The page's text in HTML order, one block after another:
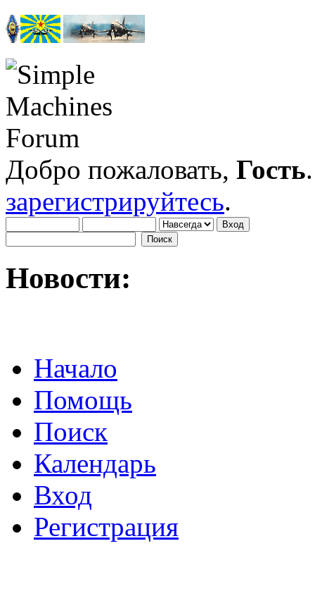
Добро пожаловать, Гость
зарегистрируйтесь.
Новости:
Начало
Помощь
Поиск
Календарь
Вход
Регистрация